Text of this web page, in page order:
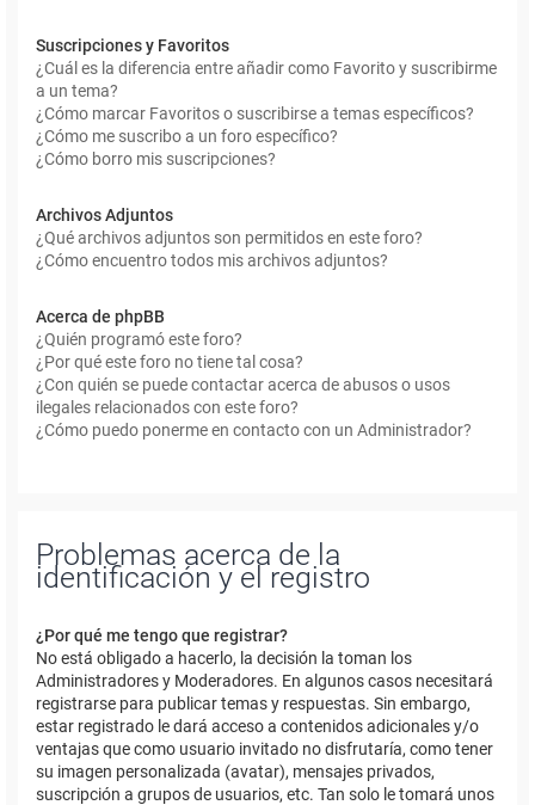
Suscripciones y Favoritos
¿Cuál es la diferencia entre añadir como Favorito y suscribirme
a un tema?
¿Cómo marcar Favoritos o suscribirse a temas específicos?
¿Cómo me suscribo a un foro específico?
¿Cómo borro mis suscripciones?
Archivos Adjuntos
¿Qué archivos adjuntos son permitidos en este foro?
¿Cómo encuentro todos mis archivos adjuntos?
Acerca de phpBB
¿Quién programó este foro?
¿Por qué este foro no tiene tal cosa?
¿Con quién se puede contactar acerca de abusos o usos
ilegales relacionados con este foro?
¿Cómo puedo ponerme en contacto con un Administrador?
Problemas acerca de la
identificación y el registro
¿Por qué me tengo que registrar?
No está obligado a hacerlo, la decisión la toman los
Administradores y Moderadores. En algunos casos necesitará
registrarse para publicar temas y respuestas. Sin embargo,
estar registrado le dará acceso a contenidos adicionales y/o
ventajas que como usuario invitado no disfrutaría, como tener
su imagen personalizada (avatar), mensajes privados,
suscripción a grupos de usuarios, etc. Tan solo le tomará unos